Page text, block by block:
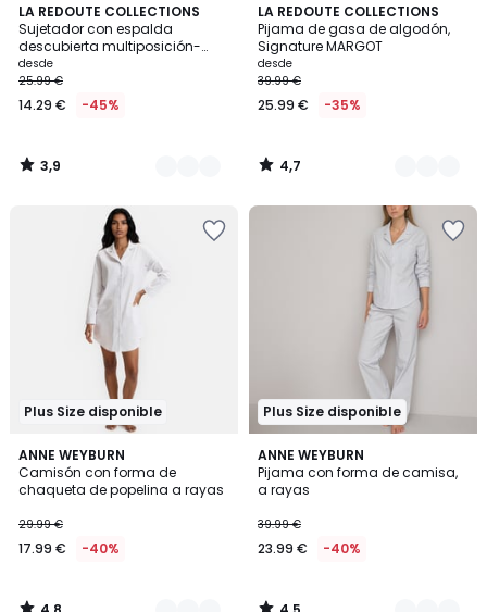
LA REDOUTE COLLECTIONS
Sujetador con espalda
descubierta multiposición-
Invisible
desde
25.99 €
14.29 € -45%
3,9
/ 5
2
Colores
3,9
/
LA REDOUTE COLLECTIONS
Pijama de gasa de algodón,
Signature MARGOT
desde
39.99 €
25.99 € -35%
4,7
/ 5
4
Colores
4,7
/
Plus Size disponible
ANNE WEYBURN
Camisón con forma de
chaqueta de popelina a rayas
29.99 €
17.99 € -40%
4,8
/ 5
2
Colores
Plus Size disponible
ANNE WEYBURN
Pijama con forma de camisa,
a rayas
39.99 €
23.99 € -40%
4,5
/ 5
2
Colores